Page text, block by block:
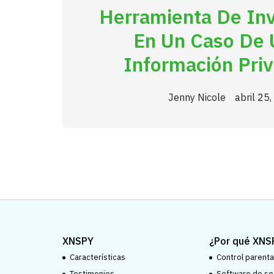
Herramienta De
En Un Caso De
Información
Jenny Nicole abril
XNSPY
Características
¿Por qué
Control